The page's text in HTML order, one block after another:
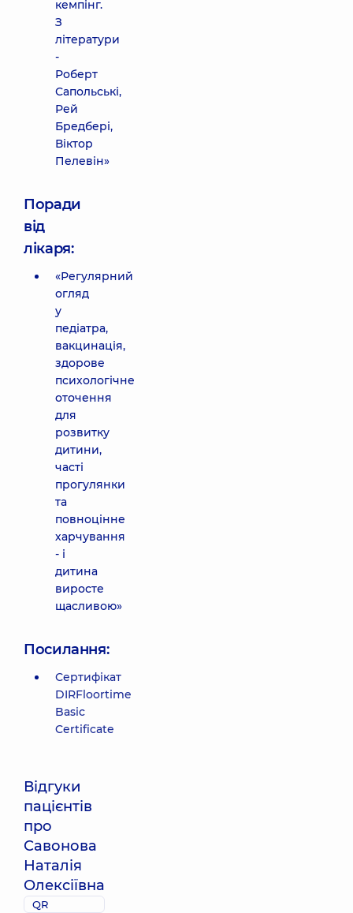
кемпінг.
З
літератури
-
Роберт
Сапольські,
Рей
Бредбері,
Віктор
Пелевін»
Поради
від
лікаря:
«Регулярний
огляд
у
педіатра,
вакцинація,
здорове
психологічне
оточення
для
розвитку
дитини,
часті
прогулянки
та
повноцінне
харчування
- і
дитина
виросте
щасливою»
Посилання:
Сертифікат
DIRFloortime
Basic
Certificate
Відгуки
пацієнтів
про
Савонова
Наталія
Олексіївна
QR